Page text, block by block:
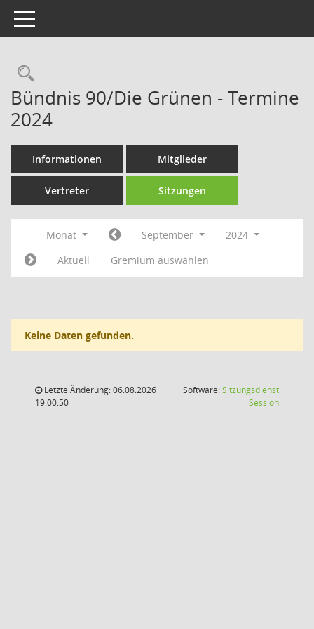
Toggle navigation
Rechercheauswahl
Bündnis 90/Die Grünen - Termine
2024
Informationen Mitglieder
Vertreter Sitzungen
Monat September
2024
Aktuell
Gremium auswählen
Keine Daten gefunden.
Letzte Änderung: 06.08.2026
19:00:50
Software:Sitzungsdienst
Session(Wird in